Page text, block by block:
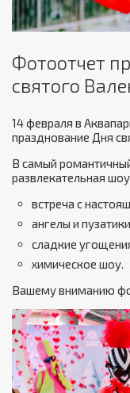
Фотоотчет
святого
14 февраля в
празднование Дня
В самый
развлекательная
встреча с
ангелы и
сладкие
химическое шоу.
Вашему вниманию